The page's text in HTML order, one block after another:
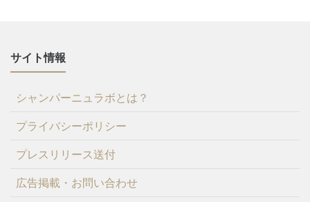
サイト情報
シャンパーニュラボとは？
プライバシーポリシー
プレスリリース送付
広告掲載・お問い合わせ